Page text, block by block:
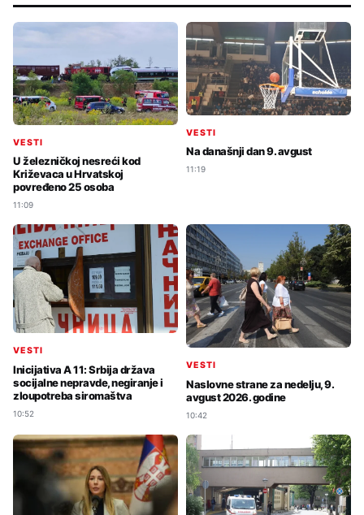
VESTI
U železničkoj nesreći kod
Križevaca u Hrvatskoj
povređeno 25 osoba
11:09
VESTI
Na današnji dan 9. avgust
11:19
VESTI
Inicijativa A 11: Srbija država
socijalne nepravde, negiranje i
zloupotreba siromaštva
10:52
VESTI
Naslovne strane za nedelju, 9.
avgust 2026. godine
10:42